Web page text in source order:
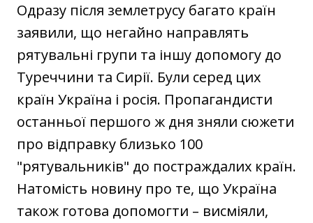
Одразу після землетрусу багато країн
заявили, що негайно направлять
рятувальні групи та іншу допомогу до
Туреччини та Сирії. Були серед цих
країн Україна і росія. Пропагандисти
останньої першого ж дня зняли сюжети
про відправку близько 100
"рятувальників" до постраждалих країн.
Натомість новину про те, що Україна
також готова допомогти – висміяли,